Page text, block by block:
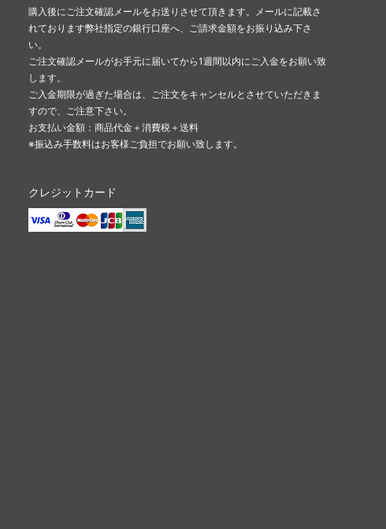
購入後にご注文確認メールをお送りさせて頂きます。メールに記載さ
れております弊社指定の銀行口座へ、ご請求金額をお振り込み下さ
い。
ご注文確認メールがお手元に届いてから1週間以内にご入金をお願い致
します。
ご入金期限が過ぎた場合は、ご注文をキャンセルとさせていただきま
すので、ご注意下さい。
お支払い金額：商品代金＋消費税＋送料
※振込み手数料はお客様ご負担でお願い致します。
クレジットカード